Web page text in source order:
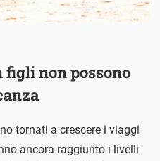
non possono
tornati a crescere i viaggi
ancora raggiunto i livelli